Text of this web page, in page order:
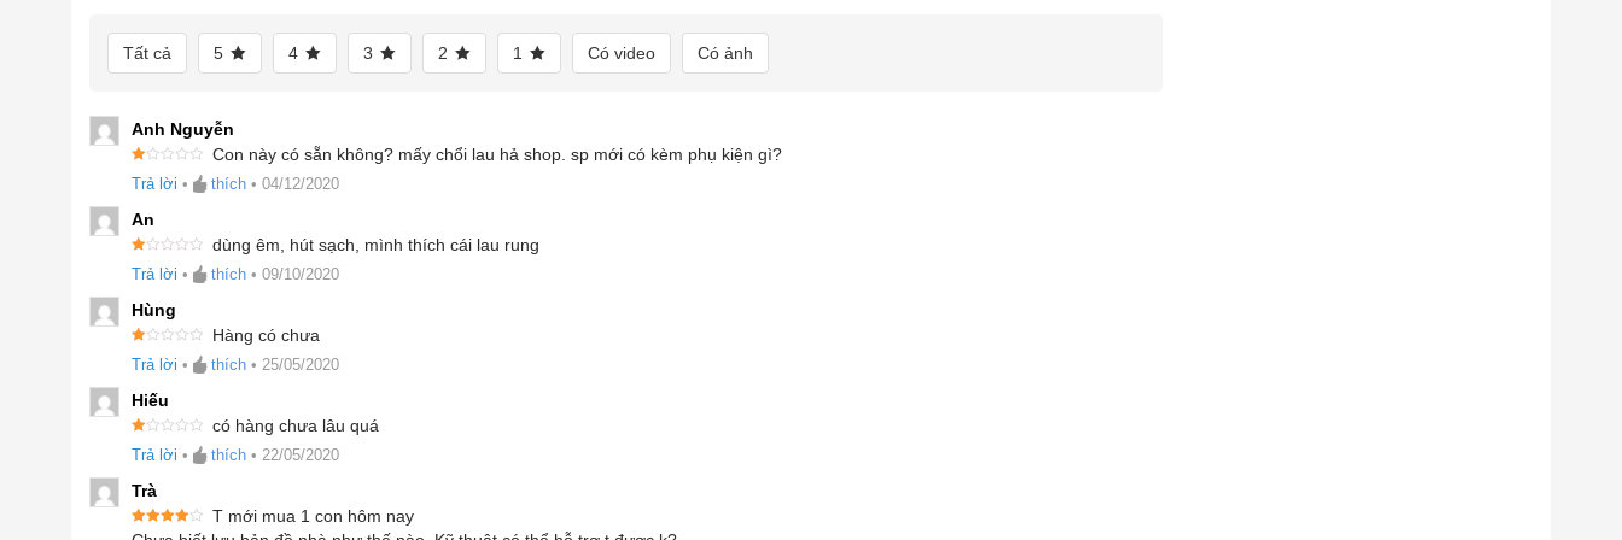
Tất cả 5 4 3 2 1 Có video Có ảnh
Anh Nguyễn
ư
xế
p
hạ
n
g
1
s
ao
Con này có sẵn không? mấy chổi lau hả shop. sp mới có kèm phụ kiện gì?
Trả lời • thích • 04/12/2020
An
ư
xế
p
hạ
n
g
1
s
ao
dùng êm, hút sạch, mình thích cái lau rung
Trả lời • thích • 09/10/2020
Hùng
ư
xế
p
hạ
n
g
1
s
ao
Hàng có chưa
Trả lời • thích • 25/05/2020
Hiếu
ư
xế
p
hạ
n
có hàng chưa lâu quá
Trả lời • thích • 22/05/2020
Trà
Được xếp
T mới mua 1 con hôm nay